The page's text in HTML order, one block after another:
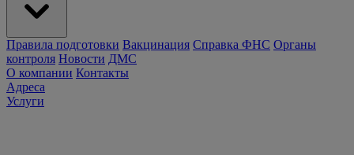
Правила подготовки Вакцинация Справка ФНС Органы
контроля Новости ДМС
О компании Контакты
Адреса
Услуги